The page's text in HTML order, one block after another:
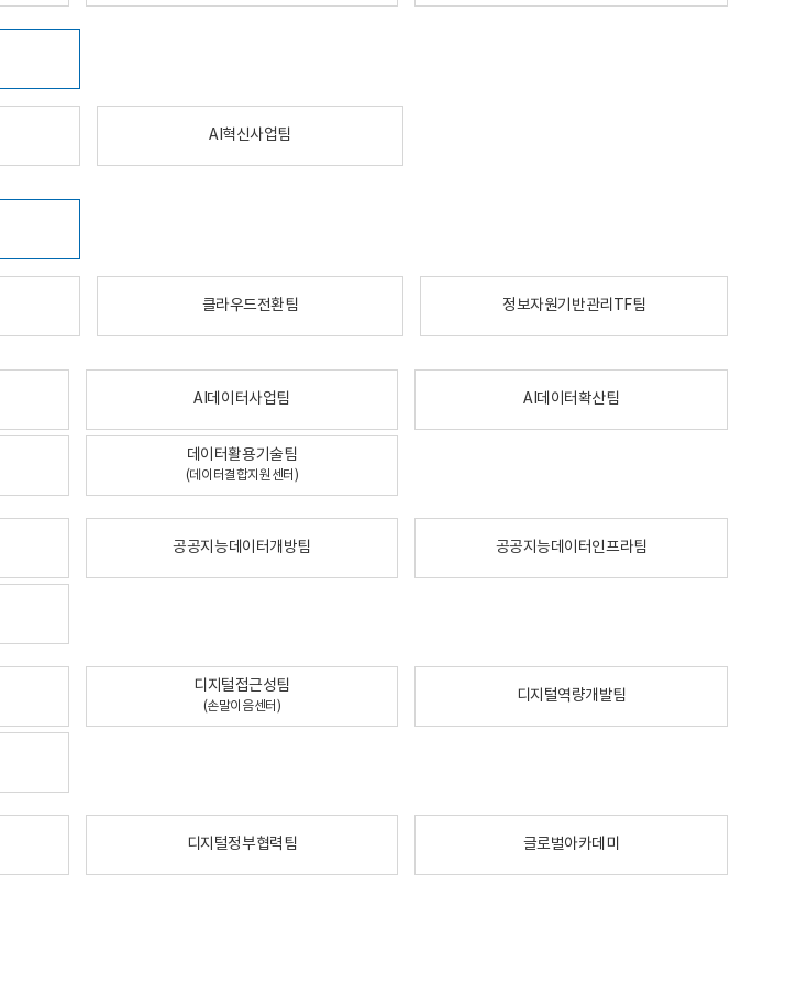
AI혁신사업팀
클라우드전환팀 정보자원기반관리TF팀
AI데이터사업팀 AI데이터확산팀
데이터활용기술팀
(데이터결합지원센터)
공공지능데이터개방팀 공공지능데이터인프라팀
디지털접근성팀
(손말이음센터)
디지털역량개발팀
디지털정부협력팀 글로벌아카데미